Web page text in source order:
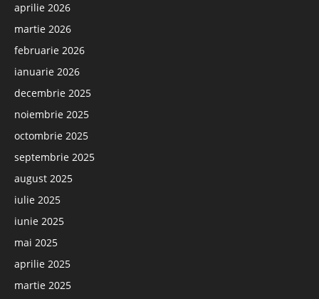
aprilie 2026
martie 2026
februarie 2026
ianuarie 2026
decembrie 2025
noiembrie 2025
octombrie 2025
septembrie 2025
august 2025
iulie 2025
iunie 2025
mai 2025
aprilie 2025
martie 2025